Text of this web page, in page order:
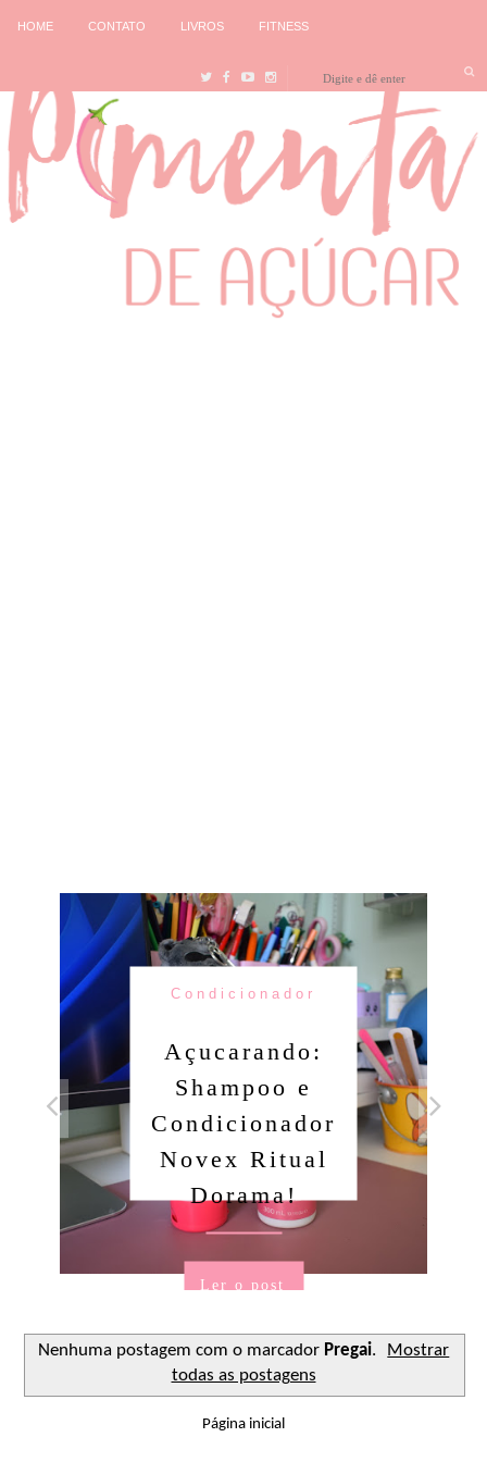
HOME CONTATO LIVROS FITNESS
Condicionador
Açucarando:
Shampoo e
Condicionador
Novex Ritual
Dorama!
Ler o post
Nenhuma postagem com o marcador Pregai.
Mostrar
todas as postagens
Página inicial